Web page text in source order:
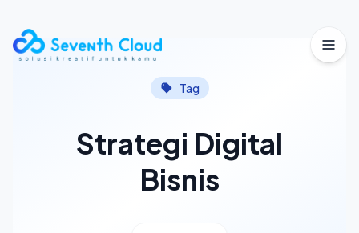
Tag
Strategi Digital
Bisnis